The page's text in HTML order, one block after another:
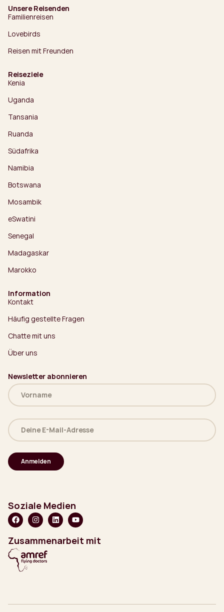
Unsere Reisenden
Familienreisen
Lovebirds
Reisen mit Freunden
Reiseziele
Kenia
Uganda
Tansania
Ruanda
Südafrika
Namibia
Botswana
Mosambik
eSwatini
Senegal
Madagaskar
Marokko
Information
Kontakt
Häufig gestellte Fragen
Chatte mit uns
Über uns
Newsletter abonnieren
Name
(erforderlich)
Deine
E-
Mail-
(erforderlich)
Soziale Medien
Zusammenarbeit mit